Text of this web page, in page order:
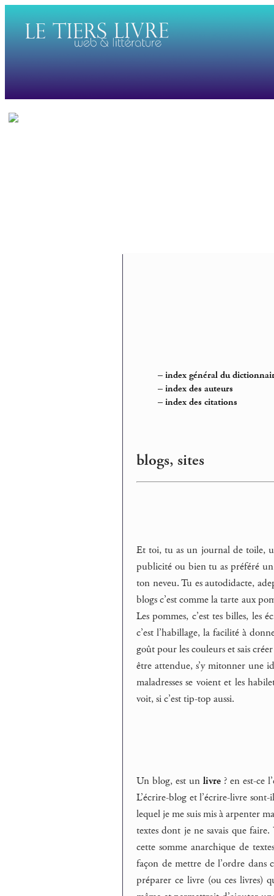
–index général du
–index des auteurs
–index des citations
blogs, sites
Et toi, tu as un journal de toile,
publicité ou bien tu as préféré
ton neveu. Tu es autodidacte,
blogs c’est comme la tarte aux
Les pommes, c’est tes billes, les
c’est l’habillage, la facilité à
goût pour les couleurs et sais
être attendue, s’y mitonner une
maladresses se voient et les
voit, si c’est tip-top aussi.
Un blog, est unlivre ? en est-ce
L’écrire-blog et l’écrire-livre
lequel je me suis mis à arpenter
textes dont je ne savais que
cette somme anarchique de
façon de mettre de l’ordre
préparer ce livre (ou ces livres)